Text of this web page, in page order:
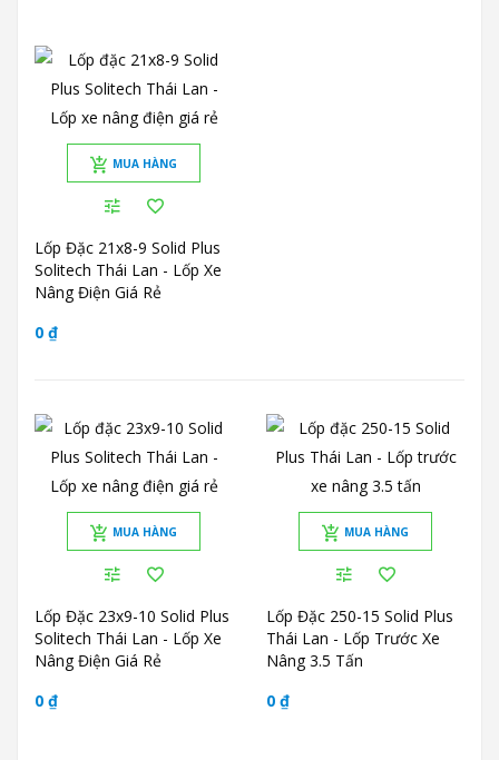
MUA HÀNG
Lốp Đặc 21x8-9 Solid Plus
Solitech Thái Lan - Lốp Xe
Nâng Điện Giá Rẻ
0 ₫
MUA HÀNG
Lốp Đặc 23x9-10 Solid Plus
Solitech Thái Lan - Lốp Xe
Nâng Điện Giá Rẻ
0 ₫
MUA HÀNG
Lốp Đặc 250-15 Solid Plus
Thái Lan - Lốp Trước Xe
Nâng 3.5 Tấn
0 ₫